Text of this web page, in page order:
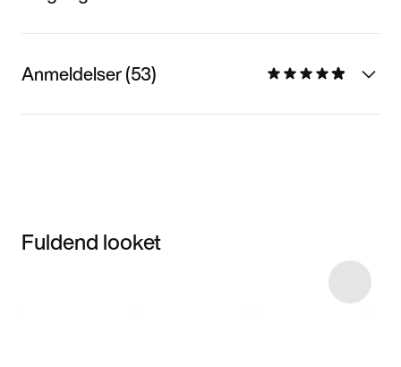
Anmeldelser (53)
Fuldend looket